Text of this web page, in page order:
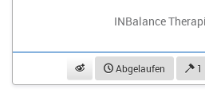
INBalance
beobachtenAbgelaufen 1